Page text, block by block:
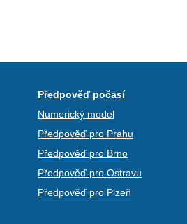
Předpověď počasí
Numerický model
Předpověď pro Prahu
Předpověď pro Brno
Předpověď pro Ostravu
Předpověď pro Plzeň